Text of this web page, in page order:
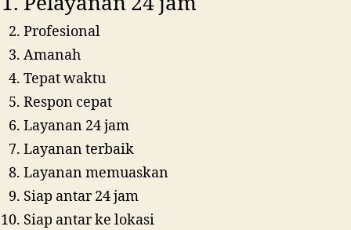
Profesional
Amanah
Tepat waktu
Respon cepat
Layanan 24 jam
Layanan terbaik
Layanan memuaskan
Siap antar 24 jam
Siap antar ke lokasi